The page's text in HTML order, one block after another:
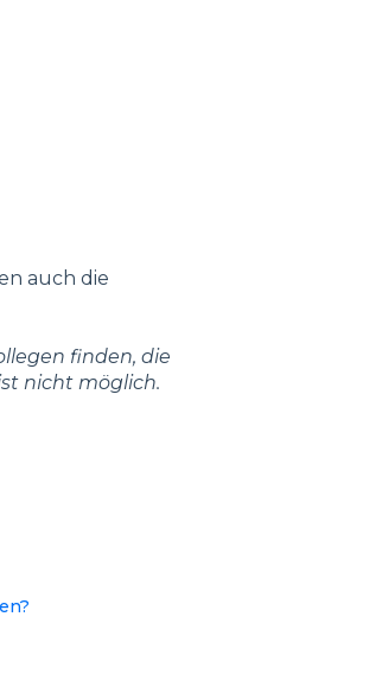
auch die
finden, die
nicht möglich.